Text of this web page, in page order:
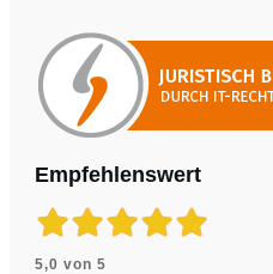
Empfehlenswert
5,0 von 5